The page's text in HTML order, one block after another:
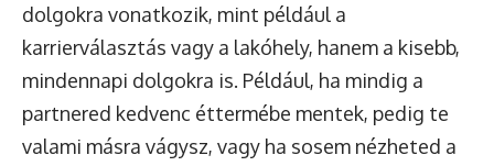
dolgokra vonatkozik, mint például a
karrierválasztás vagy a lakóhely, hanem a kisebb,
mindennapi dolgokra is. Például, ha mindig a
partnered kedvenc éttermébe mentek, pedig te
valami másra vágysz, vagy ha sosem nézheted a